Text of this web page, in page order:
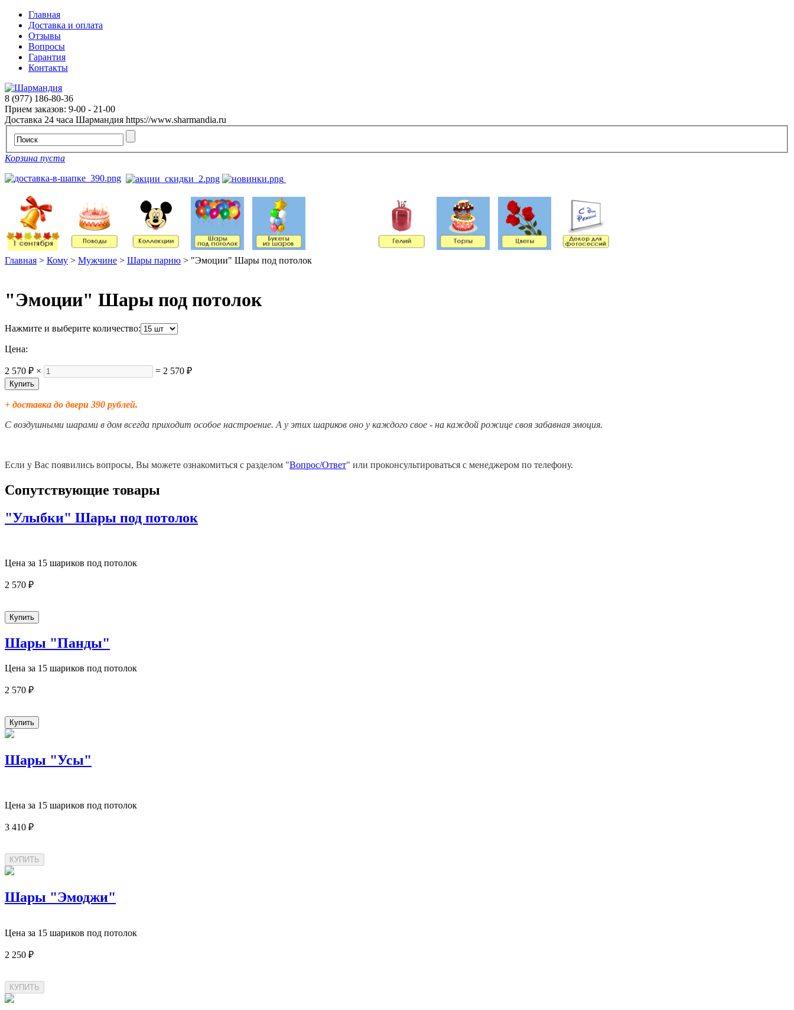
Главная
Доставка и оплата
Отзывы
Вопросы
Гарантия
Контакты
8 (977) 186-80-36
Прием заказов: 9-00 - 21-00
Доставка 24 часа Шармандия https://www.sharmandia.ru
Корзина пуста
Главная > Кому > Мужчине > Шары парню > "Эмоции" Шары под потолок
"Эмоции" Шары под потолок
Нажмите и выберите количество:
Цена:
2 570 ₽ × = 2 570 ₽
+ доставка до двери 390 рублей.
С воздушными шарами в дом всегда приходит особое настроение. А у этих шариков оно у каждого свое - на каждой рожице своя забавная эмоция.
Если у Вас появились вопросы, Вы можете ознакомиться с разделом "Вопрос/Ответ" или проконсультироваться с менеджером по телефону.
Сопутствующие товары
"Улыбки" Шары под потолок
Цена за 15 шариков под потолок
2 570 ₽
Шары "Панды"
Цена за 15 шариков под потолок
2 570 ₽
Шары "Усы"
Цена за 15 шариков под потолок
3 410 ₽
Шары "Эмоджи"
Цена за 15 шариков под потолок
2 250 ₽